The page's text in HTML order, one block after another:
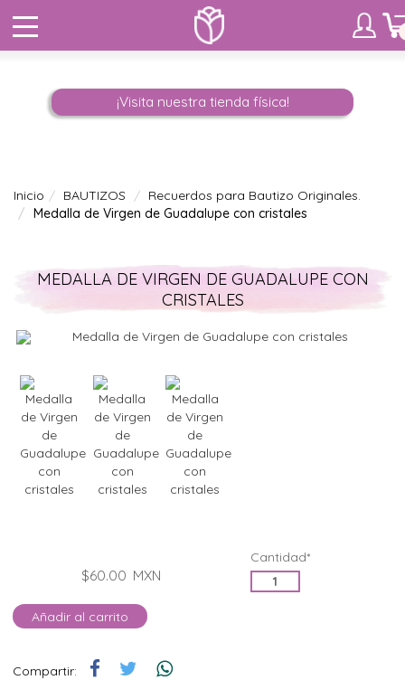
¡Visita nuestra tienda física!
Inicio BAUTIZOS
Recuerdos para Bautizo Originales.
Medalla de Virgen de Guadalupe con cristales
MEDALLA DE VIRGEN DE GUADALUPE CON
CRISTALES
$60.00 MXN
Cantidad*
Añadir al carrito
Compartir: